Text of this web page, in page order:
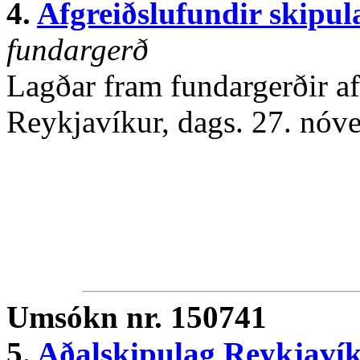
4. Afgreiðslufundir
fundargerð
Lagðar fram fundargerðir
Reykjavíkur, dags. 27.
Umsókn nr. 150741